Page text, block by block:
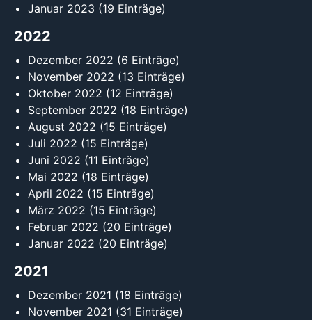
Januar 2023 (19 Einträge)
2022
Dezember 2022 (6 Einträge)
November 2022 (13 Einträge)
Oktober 2022 (12 Einträge)
September 2022 (18 Einträge)
August 2022 (15 Einträge)
Juli 2022 (15 Einträge)
Juni 2022 (11 Einträge)
Mai 2022 (18 Einträge)
April 2022 (15 Einträge)
März 2022 (15 Einträge)
Februar 2022 (20 Einträge)
Januar 2022 (20 Einträge)
2021
Dezember 2021 (18 Einträge)
November 2021 (31 Einträge)